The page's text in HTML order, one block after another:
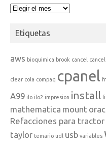
Archivos
Etiquetas
aws bioquimica brook cancel
clear cola compaq cpanel
A99 ilo ilo2 impresion install
mathematica mount
Refacciones para tractor
taylor temario udl usb variables